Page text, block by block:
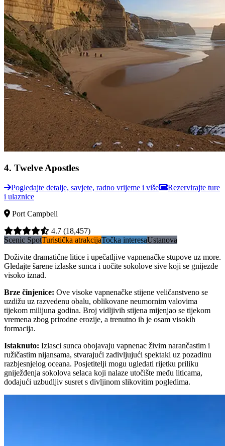
4. Twelve Apostles
Pogledajte detalje, savjete, radno vrijeme i više
Rezervirajte ture
i ulaznice
Port Campbell
4.7 (18,457)
Scenic SpotTuristička atrakcijaTočka interesaUstanova
Doživite dramatične litice i upečatljive vapnenačke stupove uz more.
Gledajte šarene izlaske sunca i uočite sokolove sive koji se gnijezde
visoko iznad.
Brze činjenice: Ove visoke vapnenačke stijene veličanstveno se
uzdižu uz razvedenu obalu, oblikovane neumornim valovima
tijekom milijuna godina. Broj vidljivih stijena mijenjao se tijekom
vremena zbog prirodne erozije, a trenutno ih je osam visokih
formacija.
Istaknuto: Izlasci sunca obojavaju vapnenac živim narančastim i
ružičastim nijansama, stvarajući zadivljujući spektakl uz pozadinu
razbjesnjelog oceana. Posjetitelji mogu ugledati rijetku priliku
gniježđenja sokolova selaca koji nalaze utočište među liticama,
dodajući uzbudljiv susret s divljinom slikovitim pogledima.